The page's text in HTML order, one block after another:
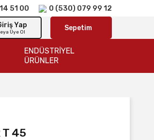
51 00 0 (530) 079 99 12
Yap
Üye Ol Sepetim
ENDÜSTRİYEL
ÜRÜNLER
T 45